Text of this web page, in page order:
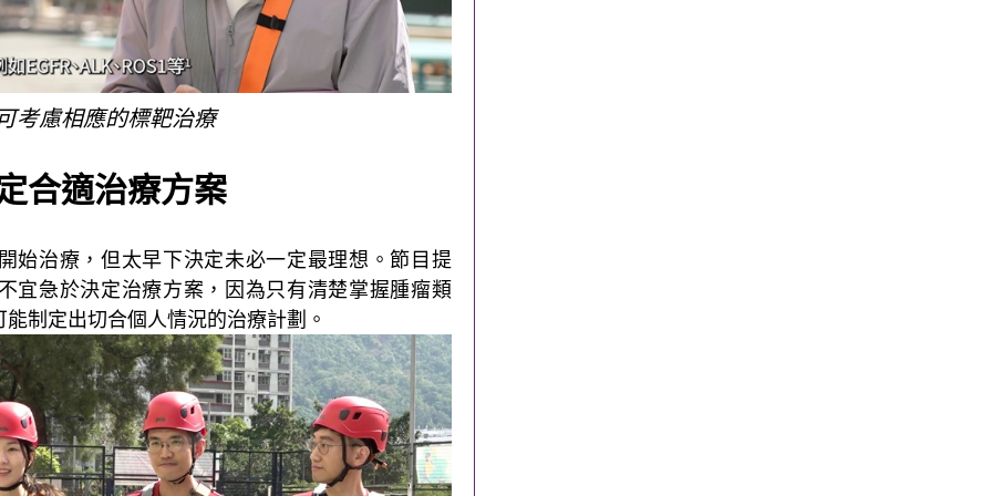
考慮相應的標靶治療
合適治療方案
始治療，但太早下決定未必一定最理想。節目提
宜急於決定治療方案，因為只有清楚掌握腫瘤類
制定出切合個人情況的治療計劃。